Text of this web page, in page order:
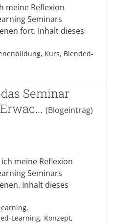
meine Reflexion
Seminars
fort. Inhalt dieses
Kurs, Blended-
Seminar
(Blogeintrag)
meine Reflexion
Seminars
Inhalt dieses
Learning, Konzept,